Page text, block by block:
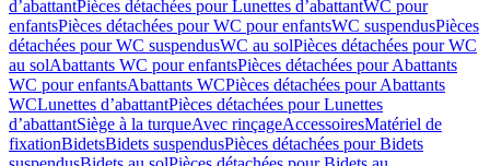
d’abattantPièces détachées pour Lunettes d’abattantWC pour
enfantsPièces détachées pour WC pour enfantsWC suspendusPièces
détachées pour WC suspendusWC au solPièces détachées pour WC
au solAbattants WC pour enfantsPièces détachées pour Abattants
WC pour enfantsAbattants WCPièces détachées pour Abattants
WCLunettes d’abattantPièces détachées pour Lunettes
d’abattantSiège à la turqueAvec rinçageAccessoiresMatériel de
fixationBidetsBidets suspendusPièces détachées pour Bidets